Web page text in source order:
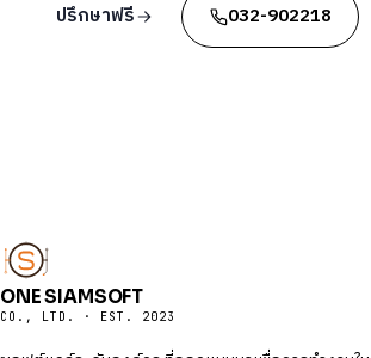
ปรึกษาฟรี 032-902218
ONE SIAMSOFT
CO., LTD. · EST. 2023